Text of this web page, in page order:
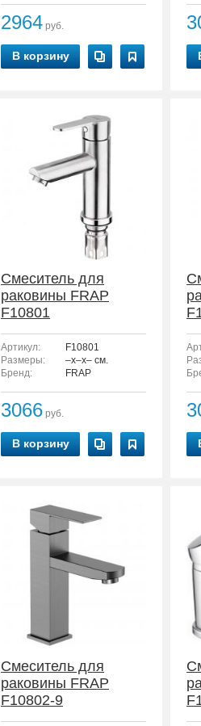
2964 руб.
В корзину
Смеситель для
раковины FRAP
F10801
Артикул:
F10801
Размеры:
–x–x– см.
Бренд:
FRAP
3066 руб.
В корзину
Смеситель для
раковины FRAP
F10802-9